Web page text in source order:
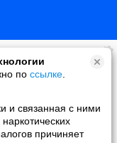
по ссылке
и связанная с ними
причиняет